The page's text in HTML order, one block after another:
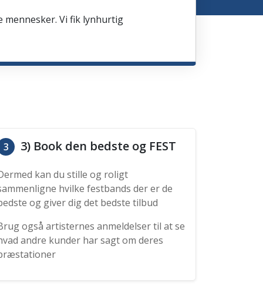
mennesker. Vi fik lynhurtig
3 3) Book den bedste og FEST
kan du stille og roligt
hvilke festbands der er de
og giver dig det bedste tilbud
også artisternes anmeldelser til at se
andre kunder har sagt om deres